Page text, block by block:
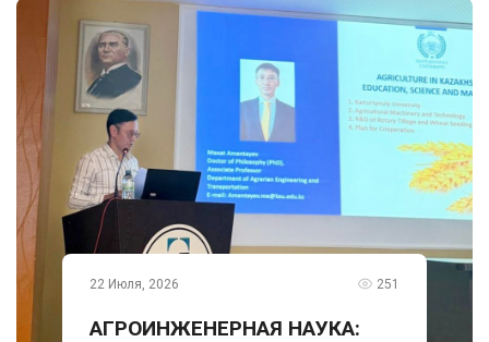
22 Июля, 2026 251
АГРОИНЖЕНЕРНАЯ НАУКА: